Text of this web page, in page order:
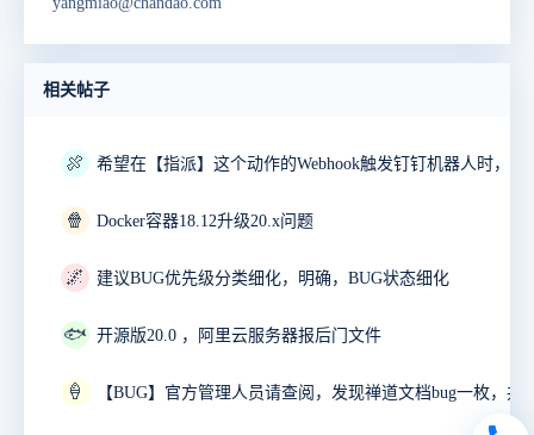
相关帖子
🍖
🍿 Docker容器18.12升级20.x问题
🌌 建议BUG优先级分类细化，明确，BUG状态细化
🐟 开源版20.0 ，阿里云服务器报后门文件
🍦